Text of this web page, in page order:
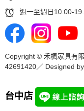
週一至週日10:00-
Copyright © 禾楓家具有
42691420／ Designed by
台中店